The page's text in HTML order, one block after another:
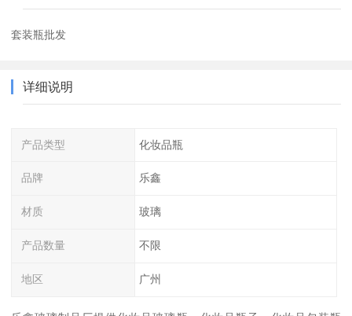
套装瓶批发
详细说明
产品类型 化妆品瓶
品牌 乐鑫
材质 玻璃
产品数量 不限
地区 广州